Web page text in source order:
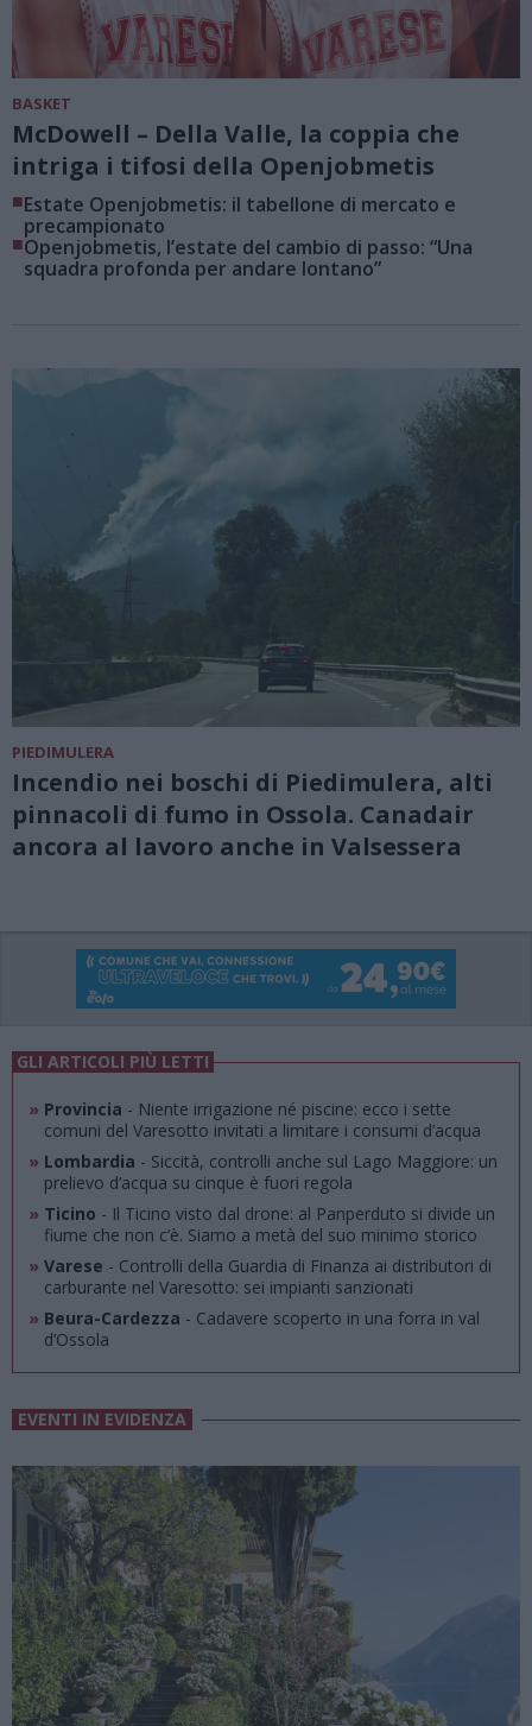
BASKET
McDowell – Della Valle, la coppia che
intriga i tifosi della Openjobmetis
■Estate Openjobmetis: il tabellone di mercato e
precampionato
■Openjobmetis, l’estate del cambio di passo: “Una
squadra profonda per andare lontano”
PIEDIMULERA
Incendio nei boschi di Piedimulera, alti
pinnacoli di fumo in Ossola. Canadair
ancora al lavoro anche in Valsessera
GLI ARTICOLI PIÙ LETTI
» Provincia - Niente irrigazione né piscine: ecco i sette
comuni del Varesotto invitati a limitare i consumi d’acqua
» Lombardia - Siccità, controlli anche sul Lago Maggiore: un
prelievo d’acqua su cinque è fuori regola
» Ticino - Il Ticino visto dal drone: al Panperduto si divide un
fiume che non c’è. Siamo a metà del suo minimo storico
» Varese - Controlli della Guardia di Finanza ai distributori di
carburante nel Varesotto: sei impianti sanzionati
» Beura-Cardezza - Cadavere scoperto in una forra in val
d’Ossola
EVENTI IN EVIDENZA